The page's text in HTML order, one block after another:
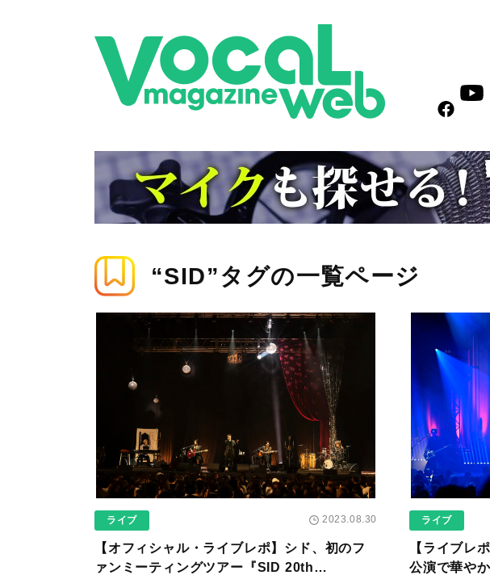
“SID”タグの一覧ページ
ライブ 2023.08.30
【オフィシャル・ライブレポ】シド、初のフ
ァンミーティングツアー『SID 20th
ライブ
【ライブレ
公演で華や